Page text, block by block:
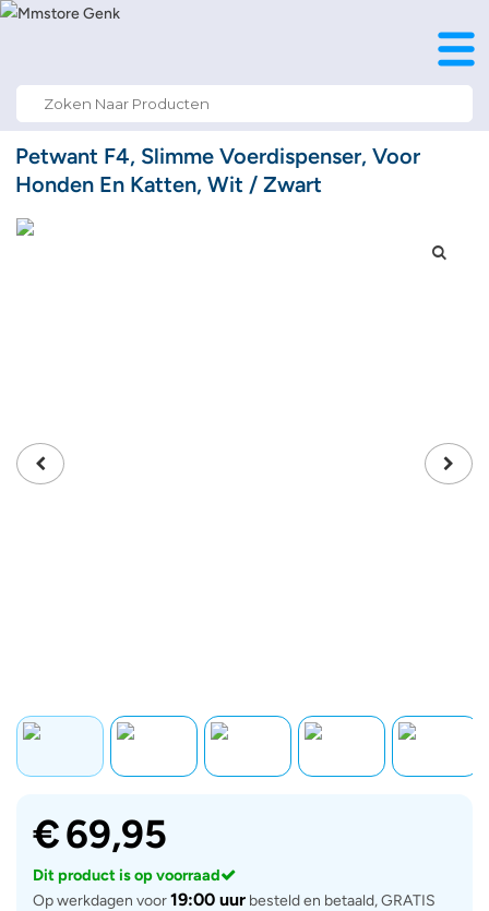
Petwant F4, Slimme Voerdispenser, Voor
Honden En Katten, Wit / Zwart
€69,95
Dit product is op voorraad
Op werkdagen voor19:00 uur besteld en betaald, GRATIS